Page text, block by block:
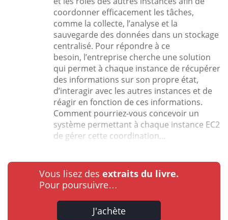
coordonner efficacement les tâches,
comme la collecte, l’analyse et la
sauvegarde des données dans un stockage
centralisé. Pour répondre à ce
besoin, l’entreprise cherche une solution
qui permet à chaque instance de récupérer
des informations sur son propre état,
d’interagir avec les autres instances et de
réagir en fonction de ces informations.
Comment pourriez-vous concevoir un
système permettant à chaque instance EC2
de gérer cette coordination...
Vous lisez des extraits du livre.
Pour poursuivre…
J'achète